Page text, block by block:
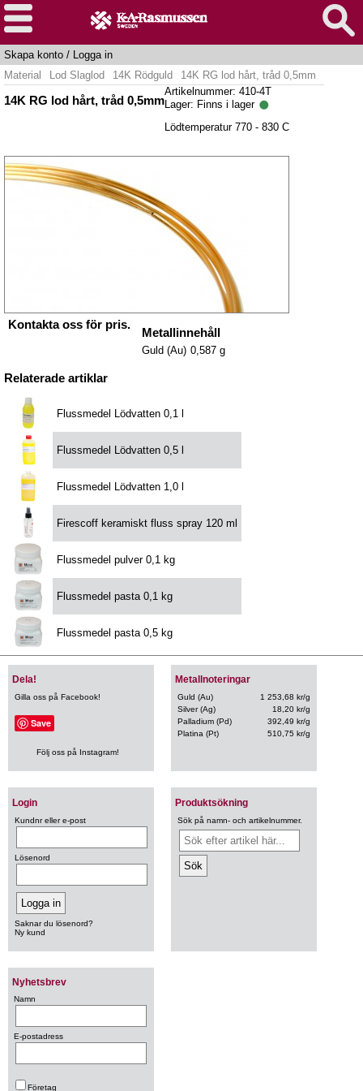
Skapa konto / Logga in
Material
Lod Slaglod 14K Rödguld 14K RG lod hårt, tråd 0,5mm
14K RG lod hårt, tråd 0,5mm
Artikelnummer: 410-4T
Lager: Finns i lager
Lödtemperatur 770 - 830 C
Kontakta oss för pris.
Metallinnehåll
Guld (Au) 0,587 g
Relaterade artiklar
Flussmedel Lödvatten 0,1 l
Flussmedel Lödvatten 0,5 l
Flussmedel Lödvatten 1,0 l
Firescoff keramiskt fluss spray 120 ml
Flussmedel pulver 0,1 kg
Flussmedel pasta 0,1 kg
Flussmedel pasta 0,5 kg
Metallnoteringar
Guld (Au)
1 253,68 kr/g
Silver (Ag)
18,20 kr/g
Palladium (Pd)
392,49 kr/g
Platina (Pt)
510,75 kr/g
Login
Kundnr eller e-post
Lösenord
Saknar du lösenord?
Ny kund
Produktsökning
Sök på namn- och artikelnummer.
Nyhetsbrev
Namn
E-postadress
Företag
Dela!
Gilla oss på Facebook!
Save
Följ oss på Instagram!